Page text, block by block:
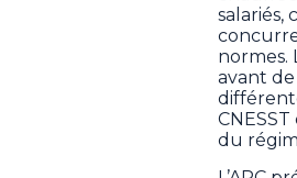
normes.
avant
du